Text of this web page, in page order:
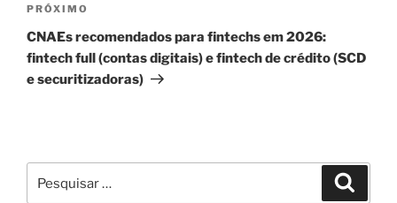
Próximo
post
PRÓXIMO
CNAEs recomendados para fintechs em 2026:
fintech full (contas digitais) e fintech de crédito (SCD
e securitizadoras)
por: